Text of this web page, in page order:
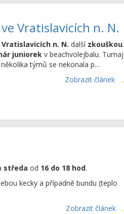
Vratislavicích n. N.
Vratislavicích n. N. další zkouškou.
juniorek v beachvolejbalu. Turnaj
týmů se nekonala p...
Zobrazit článek
středa od 16 do 18 hod.
kecky a případně bundu (teplo
Zobrazit článek